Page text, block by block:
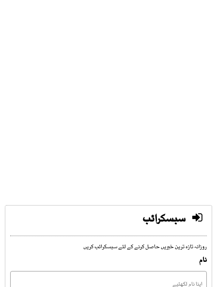
سبسکرائب
روزانہ تازہ ترین خبریں حاصل کرنے کے لئے سبسکرائب کریں
نام